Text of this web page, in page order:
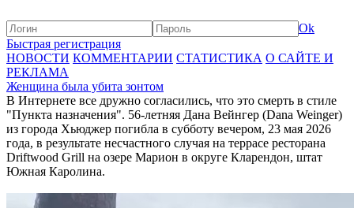
Ok
Быстрая регистрация
НОВОСТИ КОММЕНТАРИИ СТАТИСТИКА О САЙТЕ И
РЕКЛАМА
Женщина была убита зонтом
В Интернете все дружно согласились, что это смерть в стиле
"Пункта назначения". 56-летняя Дана Вейнгер (Dana Weinger)
из города Хьюджер погибла в субботу вечером, 23 мая 2026
года, в результате несчастного случая на террасе ресторана
Driftwood Grill на озере Марион в округе Кларендон, штат
Южная Каролина.